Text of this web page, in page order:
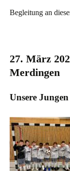
Begleitung an
27. März
Merdingen
Unsere